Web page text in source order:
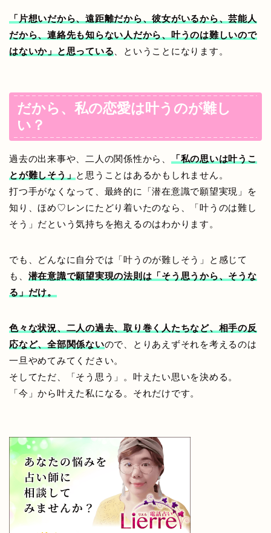
「片想いだから、遠距離だから、彼女がいるから、芸能人
だから、連絡先も知らない人だから、叶うのは難しいので
はないか」と思っている 、ということになります。
だから、私の恋愛は叶うのが難し
い？
過去の出来事や、二人の関係性から、
「私の思いは叶うこ
とが難しそう」 と思うことはあるかもしれません。
打つ手がなくなって、最終的に「潜在意識で願望実現」を
知り、ほめ♡レンにたどり着いたのなら、「叶うのは難し
そう」だという気持ちを抱えるのはわかります。
でも、どんなに自分では「叶うのが難しそう」と感じて
も、 潜在意識で願望実現の法則は「そう思うから、そうな
る」だけ。
色々な状況、二人の過去、取り巻く人たちなど、相手の反
応など、全部関係ないので、とりあえずそれを考えるのは
一旦やめてみてください。
そしてただ、「そう思う」。叶えたい思いを決める。
「今」から叶えた私になる。 それだけです。